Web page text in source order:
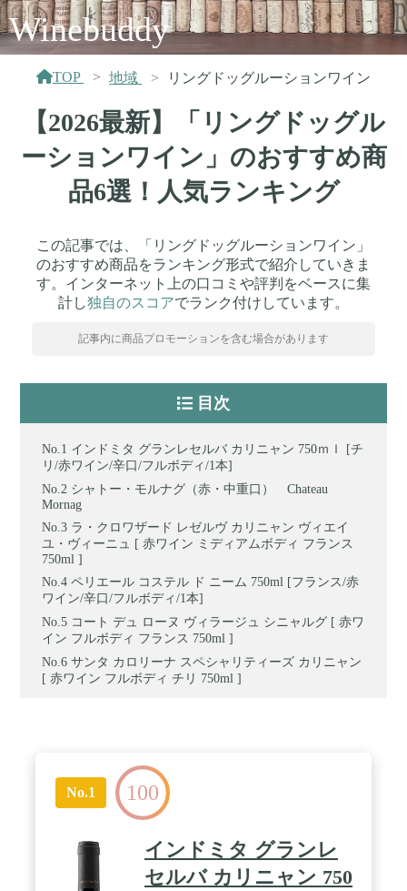
Winebuddy
TOP 地域 リングドッグルーションワイン
【2026最新】「リングドッグル
ーションワイン」のおすすめ商
品6選！人気ランキング
この記事では、「リングドッグルーションワイン」
のおすすめ商品をランキング形式で紹介していきま
す。インターネット上の口コミや評判をベースに集
計し独自のスコアでランク付けしています。
記事内に商品プロモーションを含む場合があります
目次
インドミタ グランレセルバ カリニャン 750ｍｌ [チ
リ/赤ワイン/辛口/フルボディ/1本]
シャトー・モルナグ（赤・中重口） Chateau
Mornag
ラ・クロワザード レゼルヴ カリニャン ヴィエイ
ユ・ヴィーニュ [ 赤ワイン ミディアムボディ フランス
750ml ]
ペリエール コステル ド ニーム 750ml [フランス/赤
ワイン/辛口/フルボディ/1本]
コート デュ ローヌ ヴィラージュ シニャルグ [ 赤ワ
イン フルボディ フランス 750ml ]
サンタ カロリーナ スペシャリティーズ カリニャン
[ 赤ワイン フルボディ チリ 750ml ]
No.1 100
インドミタ グランレ
セルバ カリニャン 750